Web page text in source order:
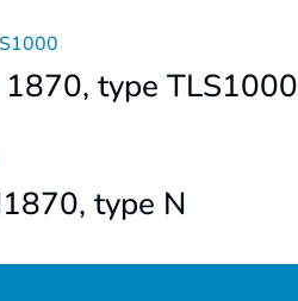
type TLS1000
type N